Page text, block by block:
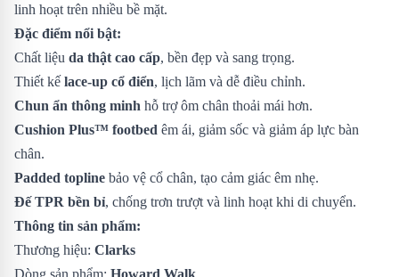
linh hoạt trên nhiều bề mặt.
Đặc điểm nổi bật:
Chất liệu da thật cao cấp, bền đẹp và sang trọng.
Thiết kế lace-up cổ điển, lịch lãm và dễ điều chỉnh.
Chun ẩn thông minh hỗ trợ ôm chân thoải mái hơn.
Cushion Plus™ footbed êm ái, giảm sốc và giảm áp lực bàn
chân.
Padded topline bảo vệ cổ chân, tạo cảm giác êm nhẹ.
Đế TPR bền bỉ, chống trơn trượt và linh hoạt khi di chuyển.
Thông tin sản phẩm:
Thương hiệu: Clarks
Dòng sản phẩm: Howard Walk